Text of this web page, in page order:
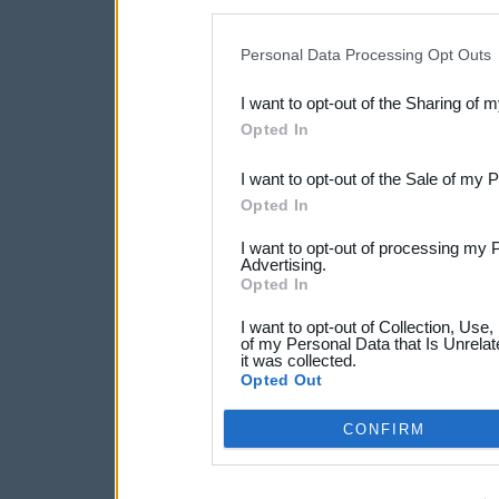
Downstream Participants
third parties.
Personal Data Processing Opt Outs
I want to opt-out of the Sharing of
Opted In
I want to opt-out of the Sale of my
Opted In
I want to opt-out of processing my
Advertising.
Opted In
I want to opt-out of Collection,
of my Personal Data that Is
it was collected.
Opted Out
CONFIRM